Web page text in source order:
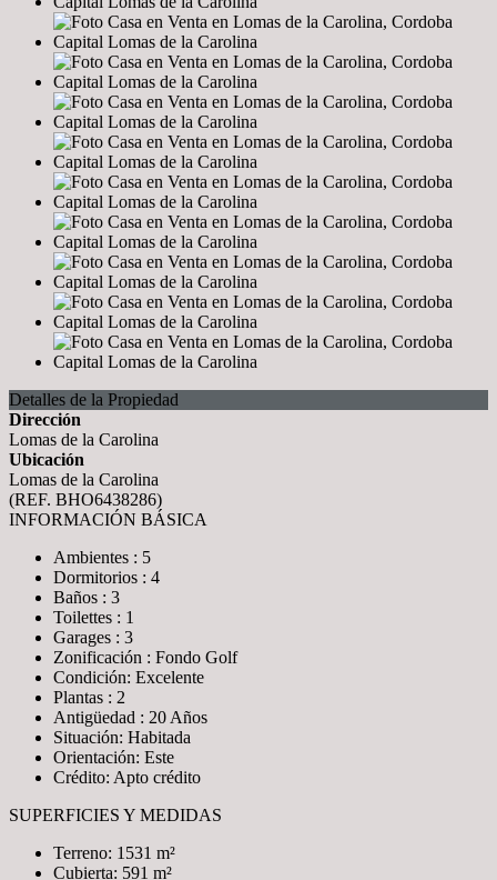
Detalles de la Propiedad
Dirección
Lomas de la Carolina
Ubicación
Lomas de la Carolina
(REF. BHO6438286)
INFORMACIÓN BÁSICA
Ambientes : 5
Dormitorios : 4
Baños : 3
Toilettes : 1
Garages : 3
Zonificación : Fondo Golf
Condición: Excelente
Plantas : 2
Antigüedad : 20 Años
Situación: Habitada
Orientación: Este
Crédito: Apto crédito
SUPERFICIES Y MEDIDAS
Terreno: 1531 m²
Cubierta: 591 m²